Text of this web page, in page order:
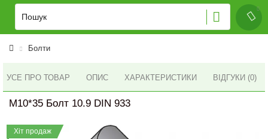
Болти
УСЕ ПРО ТОВАР ОПИС ХАРАКТЕРИСТИКИ ВІДГУКИ (0)
M10*35 Болт 10.9 DIN 933
Хіт продаж